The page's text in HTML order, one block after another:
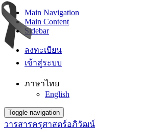
Main Navigation
Main Content
Sidebar
ลงทะเบียน
เข้าสู่ระบบ
ภาษาไทย
English
Toggle navigation
วารสารครุศาสตร์อภิวัฒน์